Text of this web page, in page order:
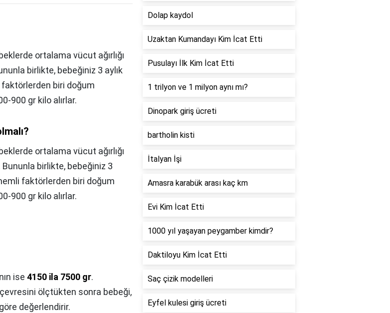
ortalama vücut ağırlığı
birlikte, bebeğiniz 3 aylık
biri doğum
900 gr kilo alırlar.
ortalama vücut ağırlığı
Bununla birlikte, bebeğiniz 3
faktörlerden biri doğum
900 gr kilo alırlar.
ise 4150 ila 7500 gr.
çevresini ölçtükten sonra bebeği,
değerlendirir.
Dolap kaydol
Uzaktan Kumandayı Kim İcat Etti
Pusulayı İlk Kim İcat Etti
1 trilyon ve 1 milyon aynı mı?
Dinopark giriş ücreti
bartholin kisti
İtalyan İşi
Amasra karabük arası kaç km
Evi Kim İcat Etti
1000 yıl yaşayan peygamber kimdir?
Daktiloyu Kim İcat Etti
Saç çizik modelleri
Eyfel kulesi giriş ücreti